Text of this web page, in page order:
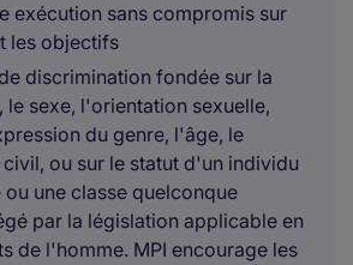
exécution sans compromis sur
les objectifs
discrimination fondée sur la
le sexe, l'orientation sexuelle,
du genre, l'âge, le
ou sur le statut d'un individu
une classe quelconque
par la législation applicable en
de l'homme. MPI encourage les